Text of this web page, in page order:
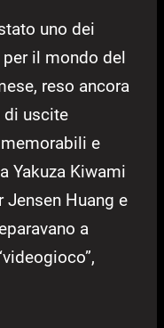
uno dei
il mondo del
reso ancora
di uscite
e
Yakuza Kiwami
Jensen Huang e
a